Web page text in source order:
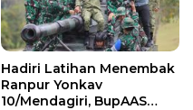
Hadiri Latihan Menembak
Ranpur Yonkav
10/Mendagiri, BupAAS